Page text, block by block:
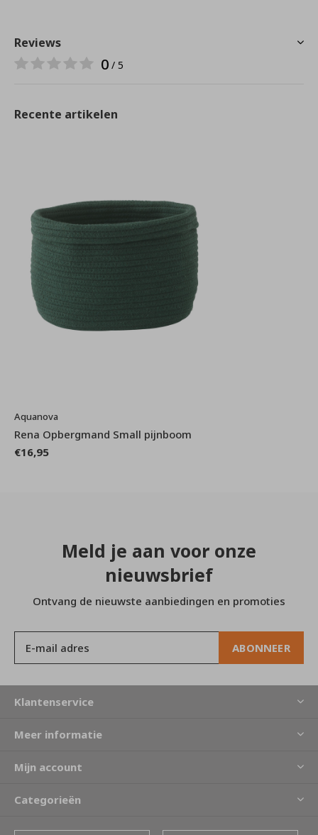
Reviews
0 / 5
Recente artikelen
Aquanova
Rena Opbergmand Small pijnboom
€16,95
Meld je aan voor onze
nieuwsbrief
Ontvang de nieuwste aanbiedingen en promoties
ABONNEER
Klantenservice
Meer informatie
Mijn account
Categorieën